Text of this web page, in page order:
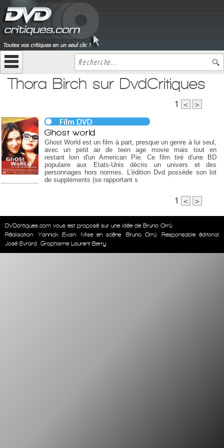
Thora Birch sur DvdCritiques
1 < >
Ghost world
Ghost World est un film à part, presque un genre à lui seul,
avec un petit air de teen age movie mais tout en
restant loin d'un American Pie. Ce film tiré d'une BD
populaire aux Etats-Unis décris un univers et des
personnages hors normes. L'édition Dvd possède son lot
de suppléments (se rapportant s
1 < >
DVDcritiques.com vous est proposé sur une idée de Bruno Orrú
Réalisation
Yannick Evain Mise en scène Bruno Orrú
Responsable éditorial
José Evrard. Graphisme Laurent Berry